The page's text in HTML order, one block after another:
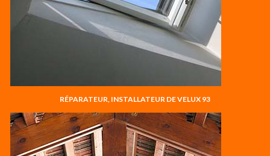
RÉPARATEUR, INSTALLATEUR DE VELUX 93